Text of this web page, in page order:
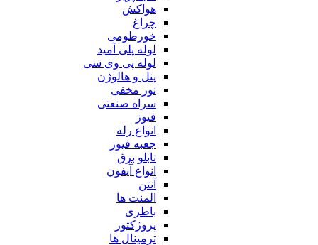
هواکش
چراغ
خورطومی
لوله پلی آمید
لوله پی وی سی
پنل و هالوژن
نور مخفی
سراه صنعتی
فیوز
انواع رله
جعبه فیوز
تابلو برق
انواع آیفون
آنتن
المنت ها
باطری
پروژکتور
ترمینال ها